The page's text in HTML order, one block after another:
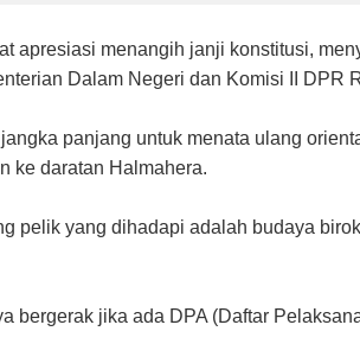
apresiasi menangih janji konstitusi,
Dalam Negeri dan Komisi II DPR
panjang untuk menata ulang
ke daratan Halmahera.
pelik yang dihadapi adalah budaya
bergerak jika ada DPA (Daftar